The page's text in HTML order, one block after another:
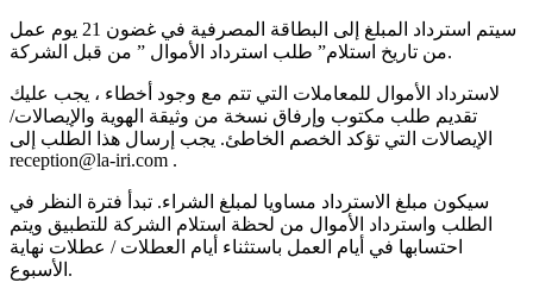
سيتم استرداد المبلغ إلى البطاقة المصرفية في غضون 21 يوم عمل
من تاريخ استلام” طلب استرداد الأموال ” من قبل الشركة.
لاسترداد الأموال للمعاملات التي تتم مع وجود أخطاء ، يجب عليك
تقديم طلب مكتوب وإرفاق نسخة من وثيقة الهوية والإيصالات/
الإيصالات التي تؤكد الخصم الخاطئ. يجب إرسال هذا الطلب إلى
reception@la-iri.com .
سيكون مبلغ الاسترداد مساويا لمبلغ الشراء. تبدأ فترة النظر في
الطلب واسترداد الأموال من لحظة استلام الشركة للتطبيق ويتم
احتسابها في أيام العمل باستثناء أيام العطلات / عطلات نهاية
الأسبوع.